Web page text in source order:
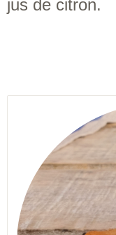
jus de citron.